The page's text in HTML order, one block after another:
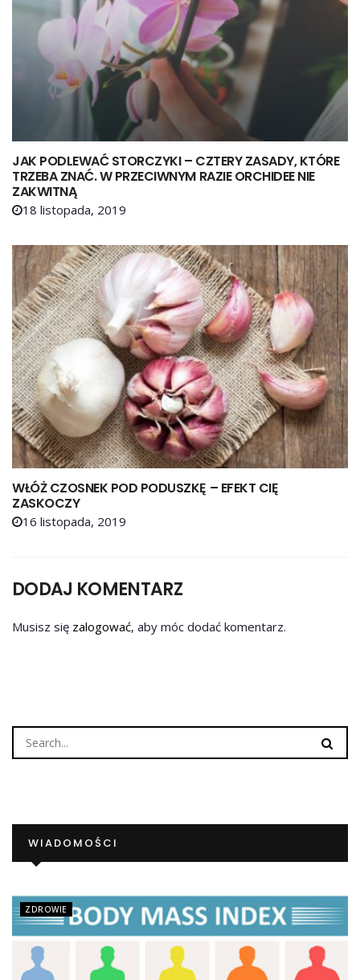
JAK PODLEWAĆ STORCZYKI – CZTERY ZASADY, KTÓRE
TRZEBA ZNAĆ. W PRZECIWNYM RAZIE ORCHIDEE NIE
ZAKWITNĄ
18 listopada, 2019
WŁÓŻ CZOSNEK POD PODUSZKĘ – EFEKT CIĘ
ZASKOCZY
16 listopada, 2019
DODAJ KOMENTARZ
Musisz się zalogować, aby móc dodać komentarz.
WIADOMOŚCI
ZDROWIE